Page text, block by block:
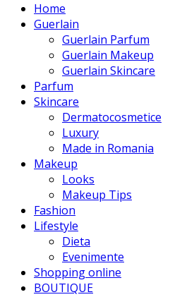
Home
Guerlain
Guerlain Parfum
Guerlain Makeup
Guerlain Skincare
Parfum
Skincare
Dermatocosmetice
Luxury
Made in Romania
Makeup
Looks
Makeup Tips
Fashion
Lifestyle
Dieta
Evenimente
Shopping online
BOUTIQUE